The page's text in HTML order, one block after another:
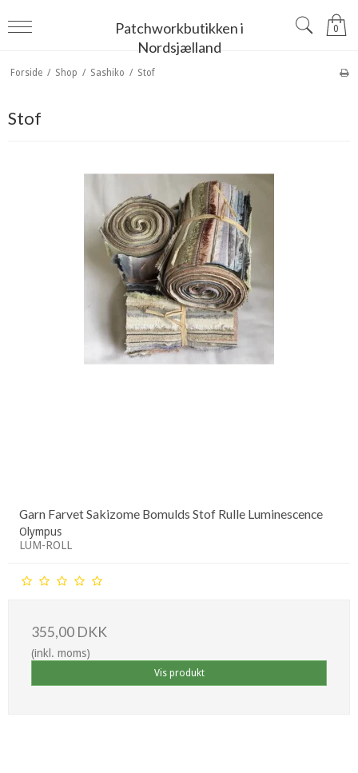
Patchworkbutikken i
Nordsjælland
0
Forside / Shop / Sashiko / Stof
Stof
Garn Farvet Sakizome Bomulds Stof Rulle Luminescence
Olympus
LUM-ROLL
355,00 DKK
(inkl. moms)
Vis produkt